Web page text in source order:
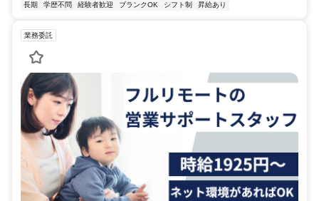
長期 学歴不問 経験者歓迎 ブランクOK シフト制 昇給あり
業務委託